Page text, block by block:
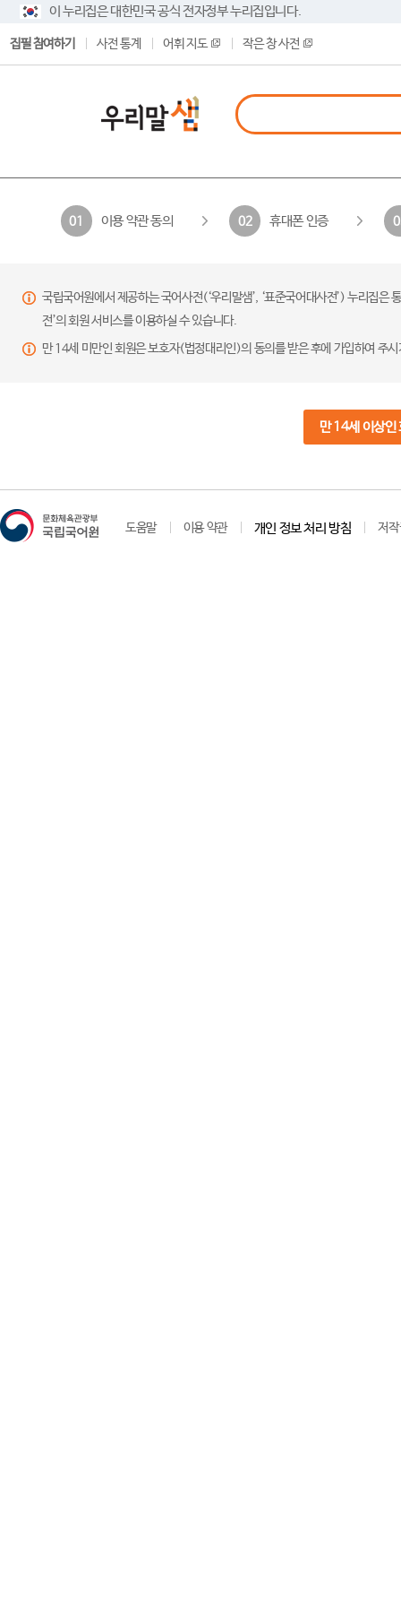
이 누리집은 대한민국 공식 전자정부 누리집입니다.
집필 참여하기 사전 통계 어휘 지도 작은 창 사전
01 이용 약관 동의 02 휴대폰 인증
국립국어원에서 제공하는 국어사전(‘우리말샘’, ‘표준국어대사전’) 누리집
전’의 회원 서비스를 이용하실 수 있습니다.
만 14세 미만인 회원은 보호자(법정대리인)의 동의를 받은 후에 가입하여 주
만 14세 이상인
도움말 이용 약관 개인 정보 처리 방침 저